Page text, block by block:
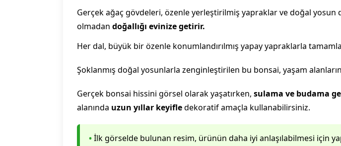
Gerçek ağaç gövdeleri, özenle yerleştirilmiş yapraklar ve doğal yosun
olmadan doğallığı evinize getirir.
Her dal, büyük bir özenle konumlandırılmış yapay yapraklarla
Şoklanmış doğal yosunlarla zenginleştirilen bu bonsai, yaşam
Gerçek bonsai hissini görsel olarak yaşatırken, sulama ve budama
alanında uzun yıllar keyifledekoratif amaçla kullanabilirsiniz.
•İlk görselde bulunan resim, ürünün daha iyi anlaşılabilmesi için